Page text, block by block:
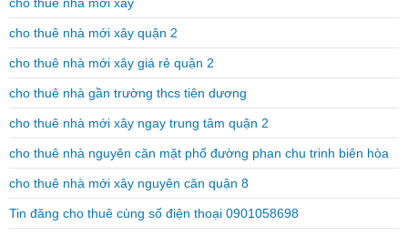
cho thuê nhà mới xây quận 2
cho thuê nhà mới xây giá rẻ quận 2
cho thuê nhà gần trường thcs tiên dương
cho thuê nhà mới xây ngay trung tâm quận 2
cho thuê nhà nguyên căn mặt phố đường phan chu trinh biên hòa
cho thuê nhà mới xây nguyên căn quận 8
Tin đăng cho thuê cùng số điện thoại 0901058698